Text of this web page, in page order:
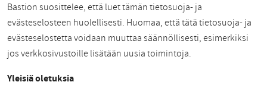
Bastion suosittelee, että luet tämän tietosuoja- ja
evästeselosteen huolellisesti. Huomaa, että tätä tietosuoja- ja
evästeselostetta voidaan muuttaa säännöllisesti, esimerkiksi
jos verkkosivustoille lisätään uusia toimintoja.
Yleisiä oletuksia